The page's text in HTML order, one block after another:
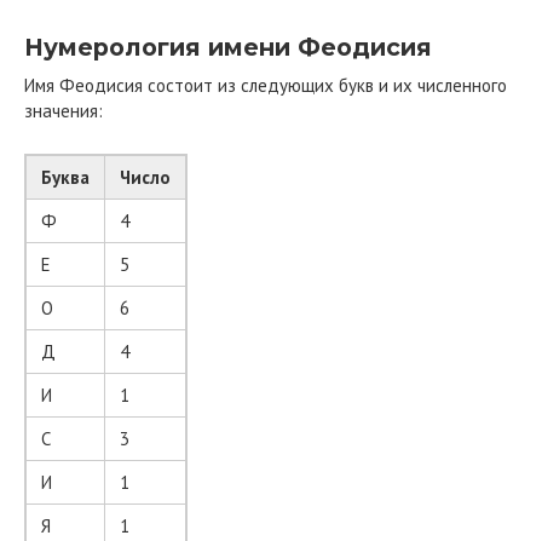
Нумерология имени Феодисия
Имя Феодисия состоит из следующих букв и их численного
значения:
Буква
Число
Ф
4
Е
5
О
6
Д
4
И
1
С
3
И
1
Я
1